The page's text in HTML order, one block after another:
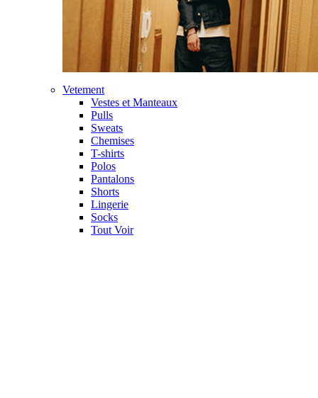
Vetement
Vestes et Manteaux
Pulls
Sweats
Chemises
T-shirts
Polos
Pantalons
Shorts
Lingerie
Socks
Tout Voir